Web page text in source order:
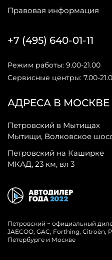
Правовая информация
АДРЕСА В МОСКВЕ
Петровский в Мытищах
Мытищи, Волковское
Петровский на Каширке
МКАД, 23 км, вл 3
+7 (495) 640-01-11
Режим работы: 9.00-21.00
Сервисные центры: 7.00-
Петровский − официальный
JAECOO, GAC, Forthing, Citroёn,
Петербурге и Москве